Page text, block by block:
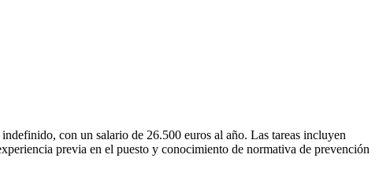
con un salario de 26.500 euros al año. Las tareas incluyen
previa en el puesto y conocimiento de normativa de prevención